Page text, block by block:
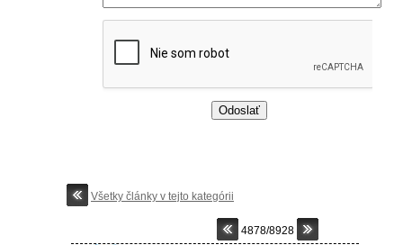
Všetky články v tejto kategórii
4878/8928